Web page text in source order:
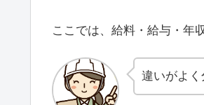
ここでは、給料・給与・年
違いがよく